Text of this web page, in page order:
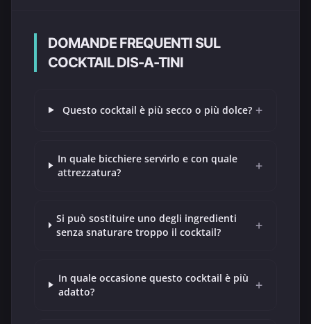
DOMANDE FREQUENTI SUL
COCKTAIL DIS-A-TINI
Questo cocktail è più secco o più dolce? +
In quale bicchiere servirlo e con quale
attrezzatura?
+
Si può sostituire uno degli ingredienti
senza snaturare troppo il cocktail?
+
In quale occasione questo cocktail è più
adatto?
+